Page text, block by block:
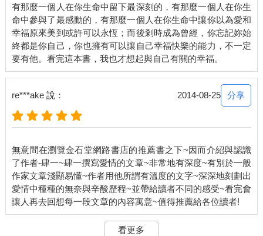
堪、難以忍受，但隨著時間的拉長，那些伴隨著生活而來的磨練
與挫折，都會讓人的心境有了新的轉換，然後得以釋懷。或者這
不真的是一種原諒，但可以確定的是，每個人總會找到一個讓自
己變得更好的方式去面對事物。這也不能說是一種逃避，反而比
較像是一種解答，妳不再追求絕對，開始認同迷糊地帶。任何事
只要擺到歲月的面前，終會迎刃而解，只是先後的差別。
所以，妳才會常常看到那些淚眼婆娑叫喊著無法原諒的，都能釋
懷；那些死命拉扯誓言絕不鬆手的，終會放下。也就是那個時候
妳才發現，原來，恨是一種自保，它讓妳在崩壞的愛情裡得到憑
情的方式。所以當有一天，妳終於不再以此獲得安慰時，才相信
自己是真的放下了。最終，那些過不去的，時間會推妳一把；那
些惦記著的，歲月會用其他的記憶堆疊覆蓋。
歲月是一面沙網，回憶在上頭滾動，然後把鋒利的都磨的圓滑，
篩選出好的部分，那些相愛日裡最單純美好的細節。
有那麼一個人在你生命中留下最深刻的，有那麼一個人在你生
命中參與了最感動的，有那麼一個人在你生命中讓你以為愛和
幸福原來美到或許可以永恆；而後剎時成為曾經，你忘記妳始
終都是你自己，你也擁有可以讓自己幸福快樂的能力，不一定
re***ake 說： 2014-08-25 分享
無意間在瀏覽金石堂網路書店的推薦書之下~因而介紹與認識
了作者-肆一~肆一撰寫愛情的文章~非常地有深度~有別於一般
作家文章淺顯易懂~作者用他所謂有溫度的文字~深深地刻劃出
愛情中種種的無奈與辛酸歷程~並帶給讀者不同的感受~看完會
看更多